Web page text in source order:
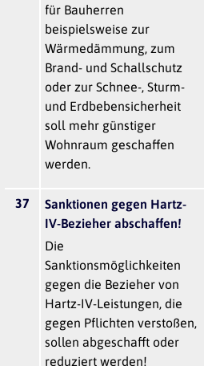
für Bauherren
beispielsweise zur
Wärmedämmung, zum
Brand- und Schallschutz
oder zur Schnee-, Sturm-
und Erdbebensicherheit
soll mehr günstiger
Wohnraum geschaffen
werden.
37
Sanktionen gegen Hartz-
IV-Bezieher abschaffen!
Die
Sanktionsmöglichkeiten
gegen die Bezieher von
Hartz-IV-Leistungen, die
gegen Pflichten verstoßen,
sollen abgeschafft oder
reduziert werden!